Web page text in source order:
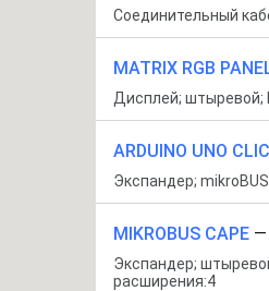
Соединительный
MATRIX RGB
Дисплей; штыревой;
ARDUINO UNO
Экспандер;
MIKROBUS CAPE —
Экспандер;
расширения:4